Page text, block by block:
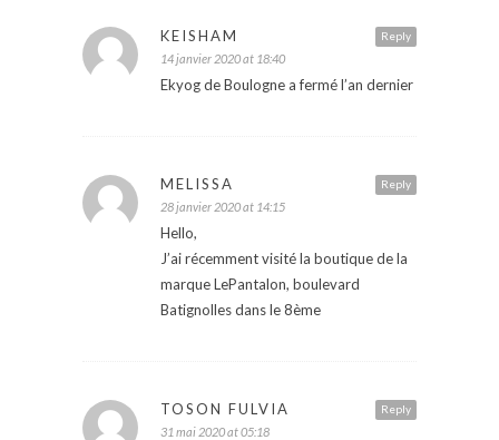
Reply
KEISHAM
14 janvier 2020 at 18:40
Ekyog de Boulogne a fermé l’an dernier
Reply
MELISSA
28 janvier 2020 at 14:15
Hello,
J’ai récemment visité la boutique de la
marque LePantalon, boulevard
Batignolles dans le 8ème
Reply
TOSON FULVIA
31 mai 2020 at 05:18